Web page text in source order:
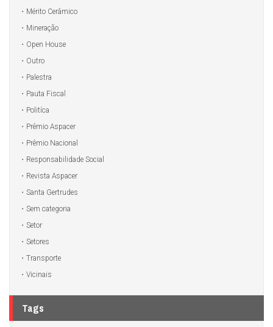
Mérito Cerâmico
Mineração
Open House
Outro
Palestra
Pauta Fiscal
Politíca
Prêmio Aspacer
Prêmio Nacional
Responsabilidade Social
Revista Aspacer
Santa Gertrudes
Sem categoria
Setor
Setores
Transporte
Vicinais
Tags